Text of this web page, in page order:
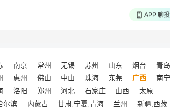
APP 聊
南京 常州 无锡 苏州 山东 烟台
青岛
惠州 佛山 中山 珠海 东莞 广西
南宁
洛阳 郑州 河北 石家庄 山西
太原
尔滨 内蒙古 甘肃,宁夏,青海 兰州
新疆,西藏